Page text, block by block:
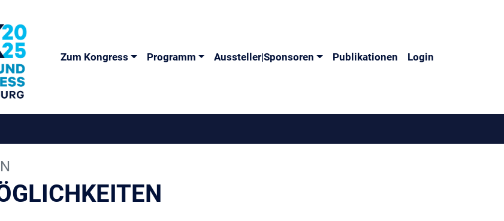
Zum Kongress Programm Aussteller|Sponsoren Publikationen Login